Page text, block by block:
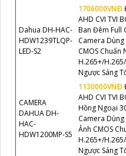
Dahua DH-HAC-
HDW1239TLQP-
LED-S2
1706000VNÐ
AHD CVI TVI
Ban Đêm Full
Camera
CMOS Chuẩn
H.265+/
Ngược Sáng
CAMERA
DAHUA DH-
HAC-
HDW1200MP-S5
1130000VNÐ
AHD CVI TVI
Hồng Ngoại
Camera
Ảnh CMOS
H.265+/
Ngược Sáng